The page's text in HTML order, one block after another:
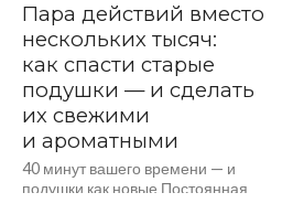
Пара действий вместо
нескольких тысяч:
как спасти старые
подушки — и сделать
их свежими
и ароматными
40 минут вашего времени — и
подушки как новые Постоянная